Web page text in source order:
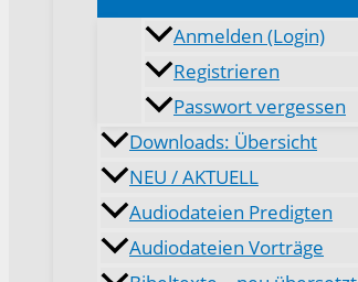
Anmelden (Login)
Registrieren
Passwort vergessen
Downloads: Übersicht
NEU / AKTUELL
Audiodateien Predigten
Audiodateien Vorträge